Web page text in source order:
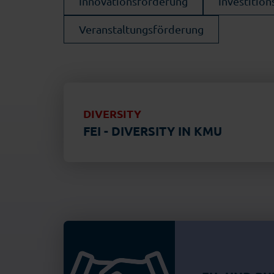
Veranstaltungsförderung
DIVERSITY
FEI - DIVERSITY IN KMU